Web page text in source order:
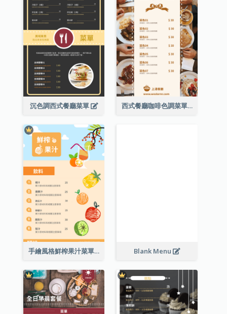
沉色調西式餐廳菜單 西式餐廳咖啡色調菜單
手繪風格鮮榨果汁菜單 Blank Menu